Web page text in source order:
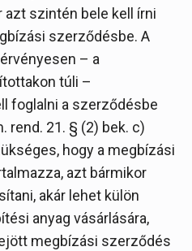
azt szintén bele kell írni
szerződésbe. A
– a
túli –
foglalni a szerződésbe
rend. 21. § (2) bek. c)
hogy a megbízási
azt bármikor
akár lehet külön
anyag vásárlására,
megbízási szerződés